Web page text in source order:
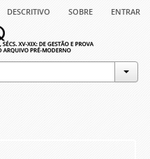
descritivo sobre entrar